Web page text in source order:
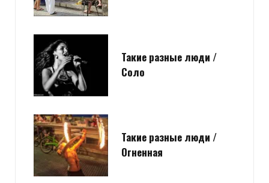
Такие разные люди /
Соло
Такие разные люди /
Огненная